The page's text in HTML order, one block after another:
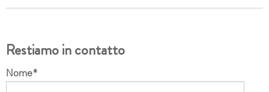
Restiamo in contatto
Nome*